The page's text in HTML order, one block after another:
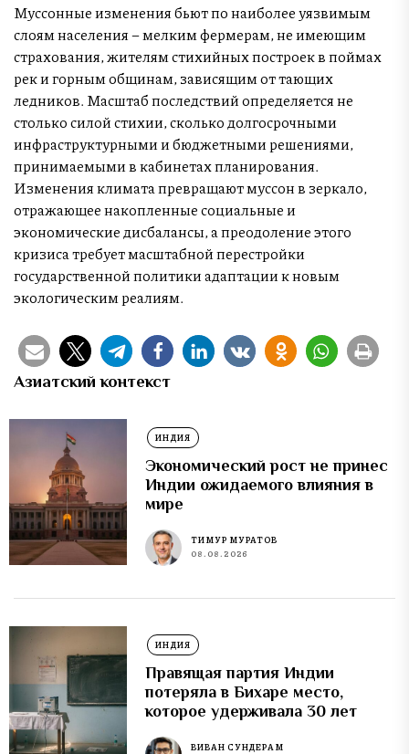
Муссонные изменения бьют по наиболее уязвимым
слоям населения – мелким фермерам, не имеющим
страхования, жителям стихийных построек в поймах
рек и горным общинам, зависящим от тающих
ледников. Масштаб последствий определяется не
столько силой стихии, сколько долгосрочными
инфраструктурными и бюджетными решениями,
принимаемыми в кабинетах планирования.
Изменения климата превращают муссон в зеркало,
отражающее накопленные социальные и
экономические дисбалансы, а преодоление этого
кризиса требует масштабной перестройки
государственной политики адаптации к новым
экологическим реалиям.
Азиатский контекст
ИНДИЯ
Экономический рост не принес
Индии ожидаемого влияния в
мире
ТИМУР МУРАТОВ
08.08.2026
ИНДИЯ
Правящая партия Индии
потеряла в Бихаре место,
которое удерживала 30 лет
ВИВАН СУНДЕРАМ